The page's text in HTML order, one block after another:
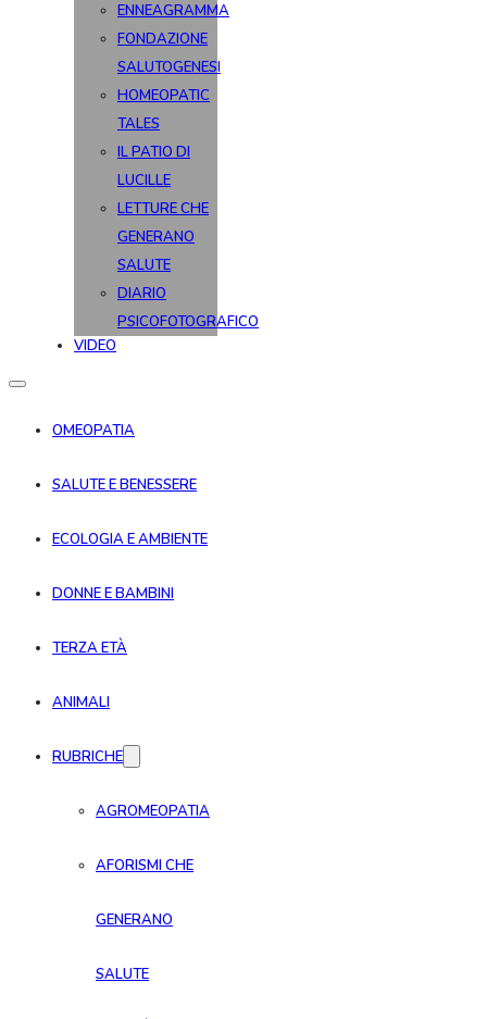
ENNEAGRAMMA
FONDAZIONE
SALUTOGENESI
HOMEOPATIC
TALES
IL PATIO DI
LUCILLE
LETTURE CHE
GENERANO
SALUTE
DIARIO
PSICOFOTOGRAFICO
VIDEO
OMEOPATIA
SALUTE E BENESSERE
ECOLOGIA E AMBIENTE
DONNE E BAMBINI
TERZA ETÀ
ANIMALI
RUBRICHE
AGROMEOPATIA
AFORISMI CHE
GENERANO
SALUTE